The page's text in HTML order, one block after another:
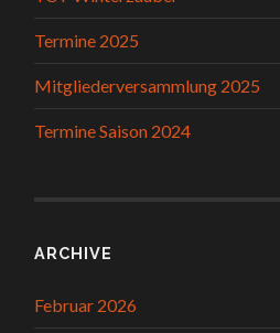
Termine 2025
Mitgliederversammlung 2025
Termine Saison 2024
ARCHIVE
Februar 2026